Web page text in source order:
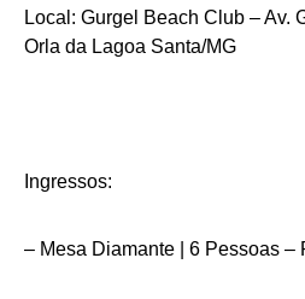
Local: Gurgel Beach Club – Av.
Orla da Lagoa Santa/MG
Ingressos:
– Mesa Diamante | 6 Pessoas –